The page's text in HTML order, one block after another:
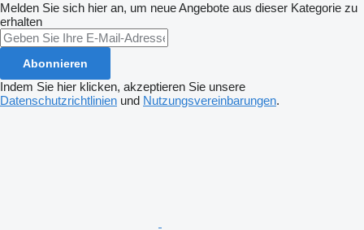
Melden Sie sich hier an, um neue Angebote aus dieser Kategorie zu
erhalten
Abonnieren
Indem Sie hier klicken, akzeptieren Sie unsere
Datenschutzrichtlinien und Nutzungsvereinbarungen.